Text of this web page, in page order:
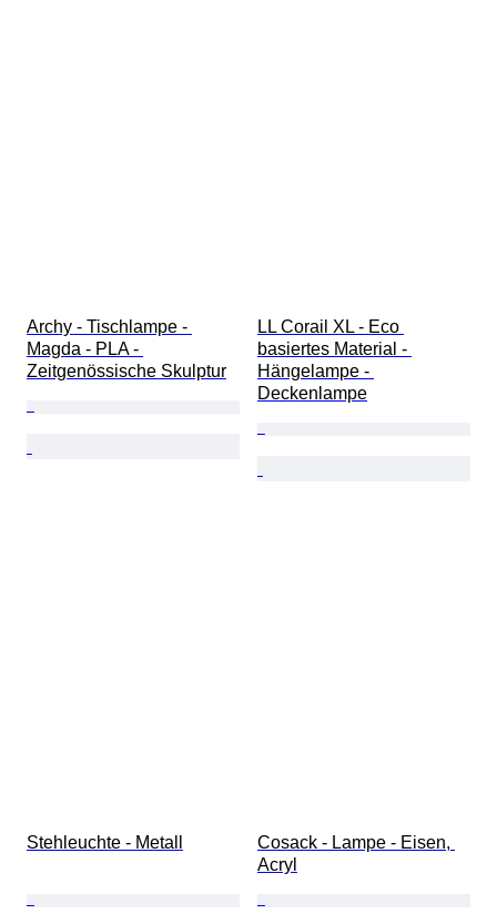
Archy - Tischlampe -
Magda - PLA -
Zeitgenössische Skulptur
LL Corail XL - Eco
basiertes Material -
Hängelampe -
Deckenlampe
Stehleuchte - Metall
Cosack - Lampe - Eisen,
Acryl